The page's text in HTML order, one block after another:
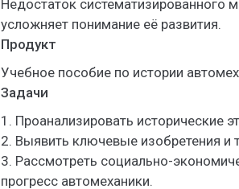
Недостаток систематизированного
усложняет понимание её развития.
Продукт
Учебное пособие по истории
Задачи
1. Проанализировать исторические
2. Выявить ключевые изобретения и
3. Рассмотреть социально-
прогресс автомеханики.